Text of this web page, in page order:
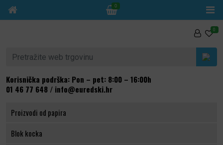
0
0
Pretraži:
Korisnička podrška: Pon – pet: 8:00 – 16:00h
01 46 77 648 / info@euredski.hr
Proizvodi od papira
Blok kocka